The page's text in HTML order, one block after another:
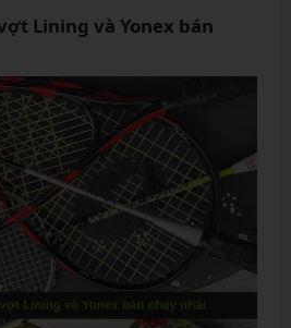
Lining và Yonex bán